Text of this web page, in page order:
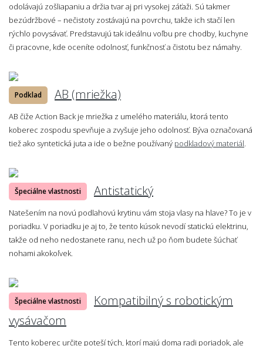
odolávajú zošliapaniu a držia tvar aj pri vysokej záťaži. Sú takmer
bezúdržbové – nečistoty zostávajú na povrchu, takže ich stačí len
rýchlo povysávať. Predstavujú tak ideálnu voľbu pre chodby, kuchyne
či pracovne, kde oceníte odolnosť, funkčnosť a čistotu bez námahy.
Podklad AB (mriežka)
AB čiže Action Back je mriežka z umelého materiálu, ktorá tento
koberec zospodu spevňuje a zvyšuje jeho odolnosť. Býva označovaná
tiež ako syntetická juta a ide o bežne používaný podkladový materiál.
Špeciálne vlastnosti Antistatický
Natešením na novú podlahovú krytinu vám stoja vlasy na hlave? To je v
poriadku. V poriadku je aj to, že tento kúsok nevodí statickú elektrinu,
takže od neho nedostanete ranu, nech už po ňom budete šúchať
nohami akokoľvek.
Špeciálne vlastnosti
Kompatibilný s robotickým
vysávačom
Tento koberec určite poteší tých, ktorí majú doma radi poriadok, ale